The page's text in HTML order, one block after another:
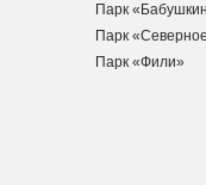
Парк
Парк
Парк «Фили»